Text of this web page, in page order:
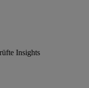
Insights